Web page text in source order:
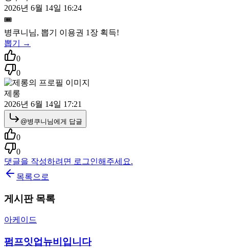
2026년 6월 14일 16:24
🎟️
병쿠니 님, 뽑기 이용권 1 장 획득!
뽑기 →
0
0
제롱
2026년 6월 14일 17:21
@병쿠니 님에게 답글
0
0
댓글을 작성하려면 로그인해주세요.
목록으로
게시판 목록
아케이드
펌프잇업뉴비입니다